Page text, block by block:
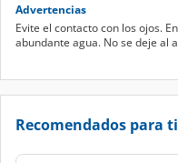
Advertencias
Evite el contacto con los ojos.
abundante agua. No se deje al
Recomendados para ti